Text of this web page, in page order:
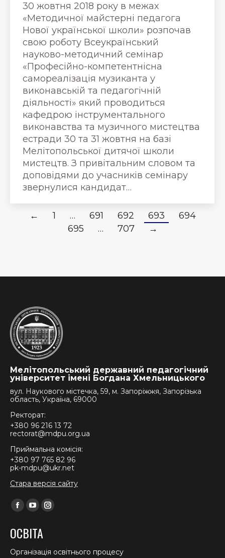
30 жовтня 2018 року в межах
«Методичної майстерні педагога
Нової української школи» розпочав
свою роботу Всеукраїнський
науково-методичний семінар
«Професійно-компетентнісна
самореалізація музиканта у
виконавській та педагогічній
діяльності» який проводиться
кафедрою інструментального
виконавства та музичного мистецтва
естради 30 та 31 жовтня на базі
Мелітопольської дитячої школи
мистецтв. З привітальним словом та
доповідями до учасників семінару
звернулися кандидат…
← 1 … 691 692 693
694
695
… 707 →
Мелітопольський державний педагогічний
університет імені Богдана Хмельницького
вул. Наукового містечка, 59, м. Запоріжжя, Запорізька
область, Україна, 69000
Ректорат:
+380 96 216 13 72
rectorat@mdpu.org.ua
Приймальна комісія:
+380 97 765 82 96
pk-mdpu@ukr.net
Стара версія сайту
Find us on:
Facebook
opens
in
YouTube
opens
in
Instagram
in
ОСВІТА
Організація освітнього процесу